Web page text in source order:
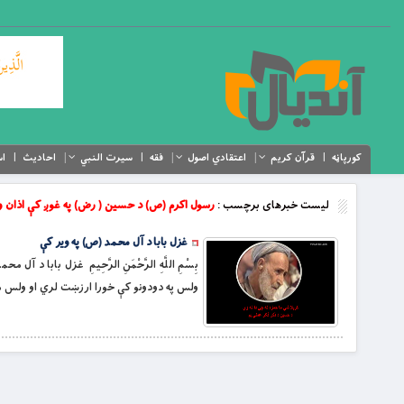
کورپاڼه قرآن کریم اعتقادي اصول فقه سیرت النبي احادیث
لیست خبرهای برچسب :رسول اکرم (ص) د حسین ( رض) په غوږ کې اذان
غزل بابا د آل محمد (ص) په ویر کې
بِسْمِ اللَّهِ الرَّحْمَنِ الرَّحِيمِ غزل بابا د آل
ولس په دودونو کې خورا ارزښت لري او ولس